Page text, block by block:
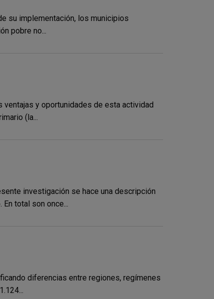
su implementación, los municipios
pobre no...
ventajas y oportunidades de esta actividad
(la...
investigación se hace una descripción
total son once...
diferencias entre regiones, regímenes